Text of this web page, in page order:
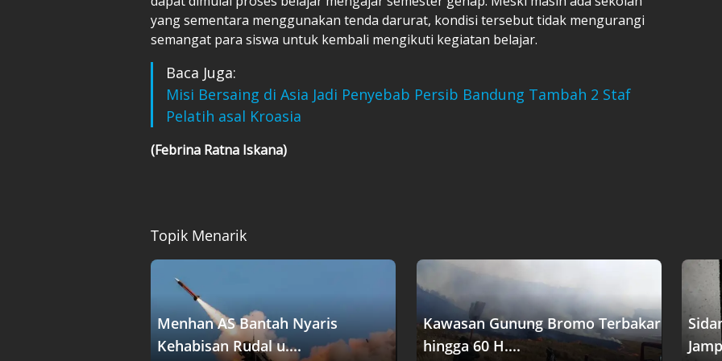
yang sementara menggunakan tenda darurat, kondisi tersebut tidak mengurangi
semangat para siswa untuk kembali mengikuti kegiatan belajar.
Baca Juga:
Misi Bersaing di Asia Jadi Penyebab Persib Bandung Tambah 2 Staf
Pelatih asal Kroasia
(Febrina Ratna Iskana)
Topik Menarik
Menhan AS Bantah Nyaris
Kehabisan Rudal u....
Kawasan Gunung Bromo Terbakar
hingga 60 H....